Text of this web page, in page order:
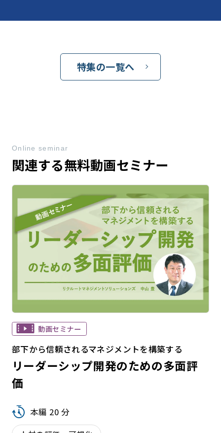
特集の一覧へ
関連する無料動画セミナー
Online seminar
動画セミナー
部下から信頼されるマネジメントを構築する
リーダーシップ開発のための多面評
価
本編 20 分